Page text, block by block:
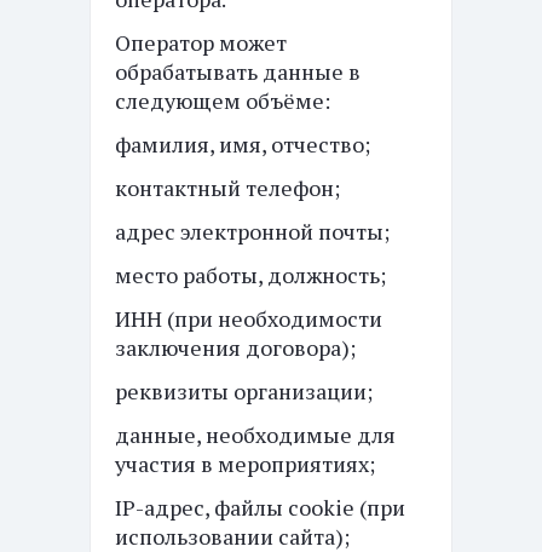
Оператор может
обрабатывать данные в
следующем объёме:
фамилия, имя, отчество;
контактный телефон;
адрес электронной почты;
место работы, должность;
ИНН (при необходимости
заключения договора);
реквизиты организации;
данные, необходимые для
участия в мероприятиях;
IP-адрес, файлы cookie (при
использовании сайта);